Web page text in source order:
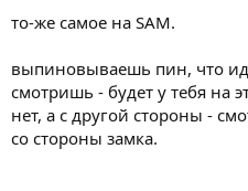
то-же самое на SAM.
выпиновываешь пин, что
смотришь - будет у тебя на
нет, а с другой стороны -
со стороны замка.